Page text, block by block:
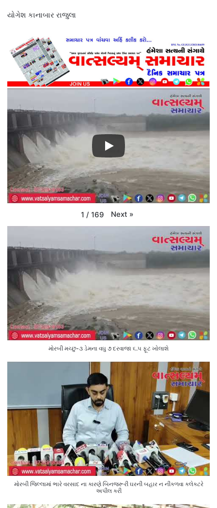
યોગેશ કાનાબાર રાજુલા
1 / 169 Next »
મોરબી મચ્છુ-૩ ડેમના વઘુ ૭ દરવાજા ૬.૫ ફૂટ ખોલાશે
મોરબી જિલ્લામાં ભારે વરસાદ ના કારણે બિનજરૂરી ઘરની બહાર ન નીકળવા કલેક્ટરે
અપીલ કરી